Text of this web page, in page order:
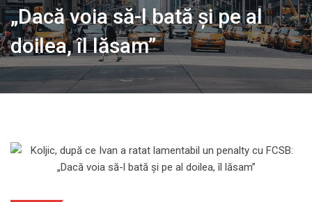
„Dacă voia să-l bată și pe al
doilea, îl lăsam”